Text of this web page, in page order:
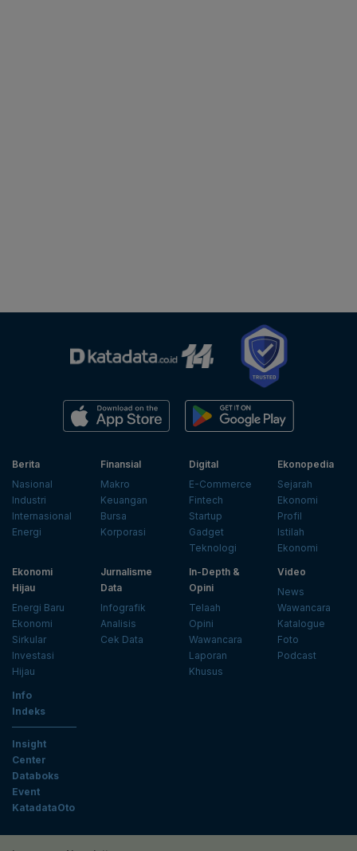
Berita
Nasional
Industri
Internasional
Energi
Finansial
Makro
Keuangan
Bursa
Korporasi
Digital
E-Commerce
Fintech
Startup
Gadget
Teknologi
Ekonopedia
Sejarah
Ekonomi
Profil
Istilah
Ekonomi
Ekonomi
Hijau
Energi Baru
Ekonomi
Sirkular
Investasi
Hijau
Jurnalisme
Data
Infografik
Analisis
Cek Data
In-Depth &
Opini
Telaah
Opini
Wawancara
Laporan
Khusus
Video
News
Wawancara
Katalogue
Foto
Podcast
Info
Indeks
Insight
Center
Databoks
Event
KatadataOto